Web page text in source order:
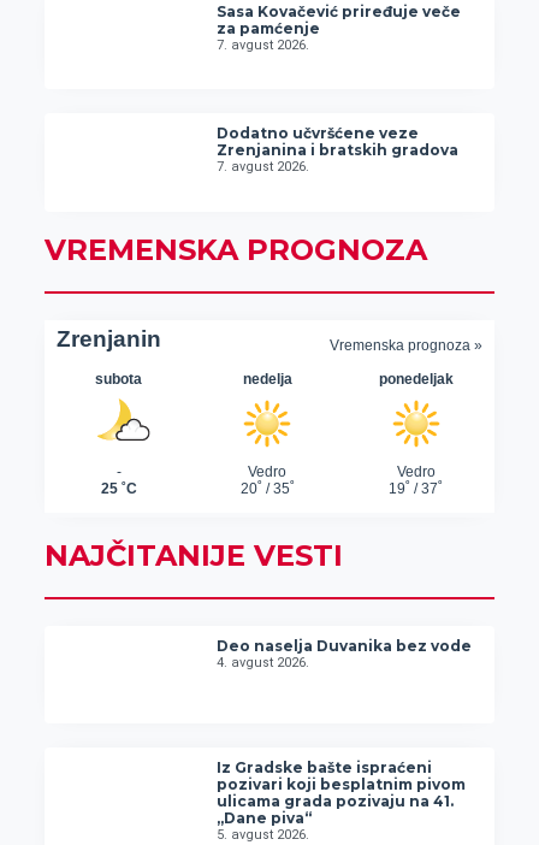
Sasa Kovačević priređuje veče
za pamćenje
7. avgust 2026.
Dodatno učvršćene veze
Zrenjanina i bratskih gradova
7. avgust 2026.
VREMENSKA PROGNOZA
NAJČITANIJE VESTI
Deo naselja Duvanika bez vode
4. avgust 2026.
Iz Gradske bašte ispraćeni
pozivari koji besplatnim pivom
ulicama grada pozivaju na 41.
„Dane piva“
5. avgust 2026.